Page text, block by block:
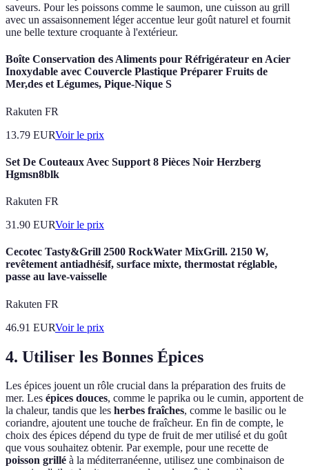
saveurs. Pour les poissons comme le saumon, une cuisson au grill
avec un assaisonnement léger accentue leur goût naturel et fournit
une belle texture croquante à l'extérieur.
Boîte Conservation des Aliments pour Réfrigérateur en Acier
Inoxydable avec Couvercle Plastique Préparer Fruits de
Mer,des et Légumes, Pique-Nique S
Rakuten FR
13.79 EURVoir le prix
Set De Couteaux Avec Support 8 Pièces Noir Herzberg
Hgmsn8blk
Rakuten FR
31.90 EURVoir le prix
Cecotec Tasty&Grill 2500 RockWater MixGrill. 2150 W,
revêtement antiadhésif, surface mixte, thermostat réglable,
passe au lave-vaisselle
Rakuten FR
46.91 EURVoir le prix
4. Utiliser les Bonnes Épices
Les épices jouent un rôle crucial dans la préparation des fruits de
mer. Les épices douces, comme le paprika ou le cumin, apportent de
la chaleur, tandis que les herbes fraîches, comme le basilic ou le
coriandre, ajoutent une touche de fraîcheur. En fin de compte, le
choix des épices dépend du type de fruit de mer utilisé et du goût
que vous souhaitez obtenir. Par exemple, pour une recette de
poisson grillé à la méditerranéenne, utilisez une combinaison de